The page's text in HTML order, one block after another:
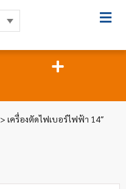
> เครื่องตัดไฟเบอร์ไฟฟ้า 14″